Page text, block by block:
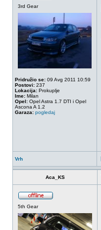
3rd Gear
Pridružio se: 09 Avg 2011 10:59
Postovi: 237
Lokacija: Prokuplje
Ime: Milan
Opel: Opel Astra 1.7 DTI i Opel
Ascona A 1.2
Garaza: pogledaj
Vrh
Aca_KS
5th Gear